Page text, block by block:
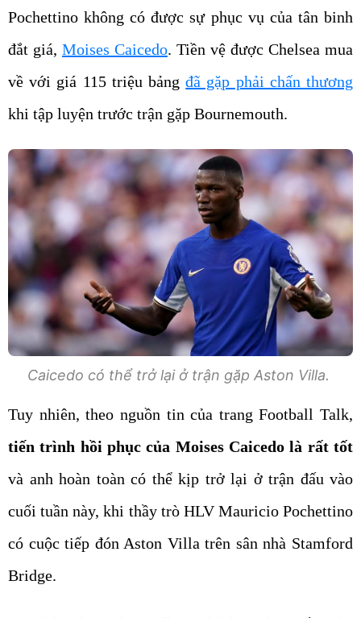
đắt giá,Moises Caicedo. Tiền vệ được Chelsea mua
về với giá 115 triệu bảngđã gặp phải chấn thương
khi tập luyện trước trận gặp Bournemouth.
Caicedo có thể trở lại ở trận gặp Aston Villa.
Tuy nhiên, theo nguồn tin của trang Football Talk,
tiến trình hồi phục của Moises Caicedo là rất tốt
và anh hoàn toàn có thể kịp trở lại ở trận đấu vào
cuối tuần này, khi thầy trò HLV Mauricio Pochettino
có cuộc tiếp đón Aston Villa trên sân nhà Stamford
Bridge.